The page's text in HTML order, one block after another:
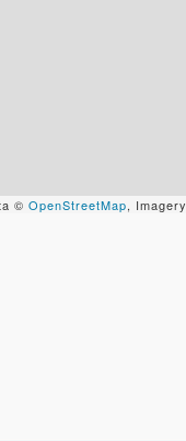
© OpenStreetMap,